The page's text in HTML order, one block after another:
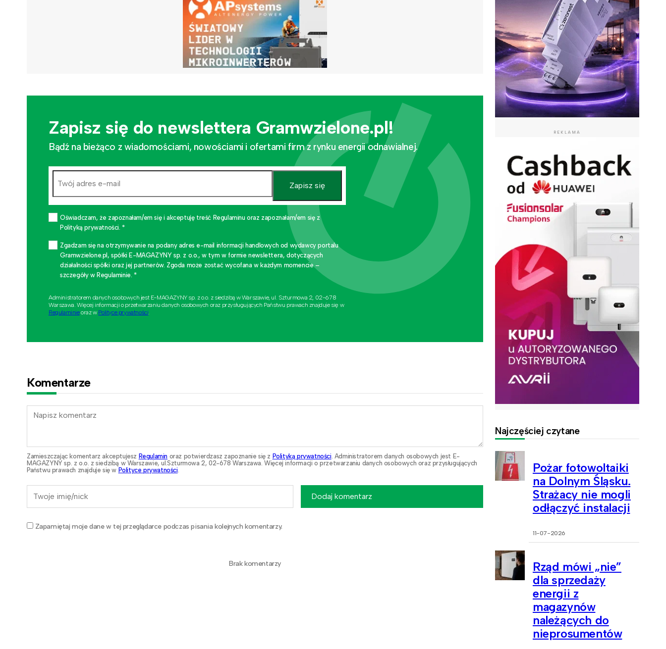
Zapisz się do newslettera Gramwzielone.pl!
Bądź na bieżąco z wiadomościami, nowościami i ofertami firm z rynku energii odnawialnej.
Zapisz się
Oświadczam, że zapoznałam/em się i akceptuję treść Regulaminu oraz zapoznałam/em się z
Polityką prywatności. *
Zgadzam się na otrzymywanie na podany adres e-mail informacji handlowych od wydawcy portalu
Gramwzielone.pl, spółki E-MAGAZYNY sp. z o.o., w tym w formie newslettera, dotyczących
działalności spółki oraz jej partnerów. Zgoda może zostać wycofana w każdym momencie –
szczegóły w Regulaminie. *
Administratorem danych osobowych jest E-MAGAZYNY sp. z o.o. z siedzibą w Warszawie, ul. Szturmowa 2, 02-678
Warszawa. Więcej informacji o przetwarzaniu danych osobowych oraz przysługujących Państwu prawach znajduje się w
Regulaminieoraz w Polityce prywatności
Komentarze
Zamieszczając komentarz akceptujesz Regulamin oraz potwierdzasz zapoznanie się z Polityką prywatności . Administratorem danych osobowych jest E-
MAGAZYNY sp. z o.o. z siedzibą w Warszawie, ul.Szturmowa 2, 02-678 Warszawa. Więcej informacji o przetwarzaniu danych osobowych oraz przysługujących
Państwu prawach znajduje się w Polityce prywatności
Zapamiętaj moje dane w tej przeglądarce podczas pisania kolejnych komentarzy.
Dodaj komentarz
Brak komentarzy
REKLAMA
Najczęściej czytane
Pożar fotowoltaiki
na Dolnym Śląsku.
Strażacy nie mogli
odłączyć instalacji
11-07-2026
Rząd mówi „nie”
dla sprzedaży
energii z
magazynów
należących do
nieprosumentów